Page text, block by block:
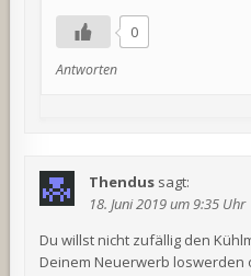
0
Antworten
Thendus sagt:
18. Juni 2019 um 9:35 Uhr
Du willst nicht zufällig den
Deinem Neuerwerb